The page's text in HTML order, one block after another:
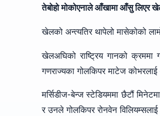
तेबोहो मोकोएनाले आँखामा आँसु लिएर
खेलको अन्त्यतिर थापेलो मासेकोको
खेलअघिको राष्ट्रिय गानको
गणराज्यका गोलकिपर माटेज
मर्सिडीज-बेन्ज स्टेडियममा छैटौं
र उनले गोलकिपर रोनवेन